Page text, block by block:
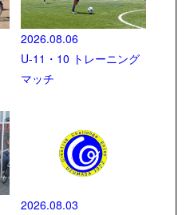
2026.08.06
U-11・10 トレーニング
マッチ
2026.08.03